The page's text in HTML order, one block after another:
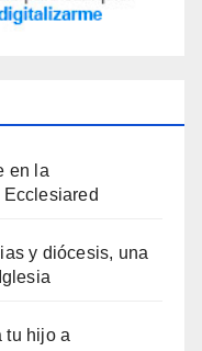
en la
y diócesis, una
tu hijo a